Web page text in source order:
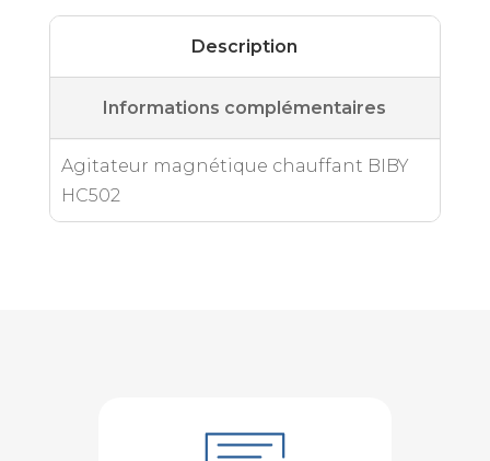
Description
Informations complémentaires
Agitateur magnétique chauffant BIBY
HC502